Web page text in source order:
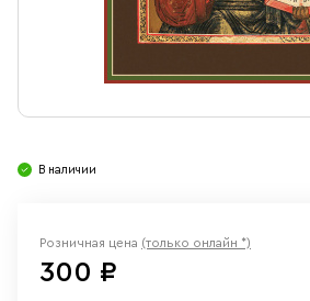
В наличии
Розничная цена (только онлайн *)
300 ₽